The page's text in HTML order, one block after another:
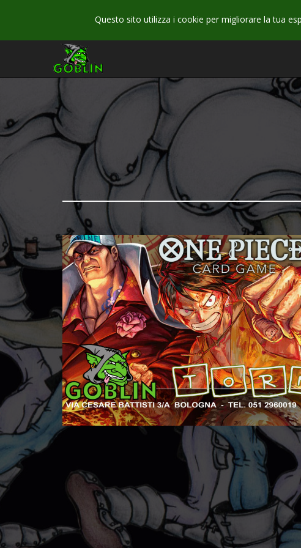
Questo sito utilizza i cookie per migliorare la tua